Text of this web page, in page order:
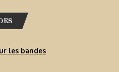
les bandes